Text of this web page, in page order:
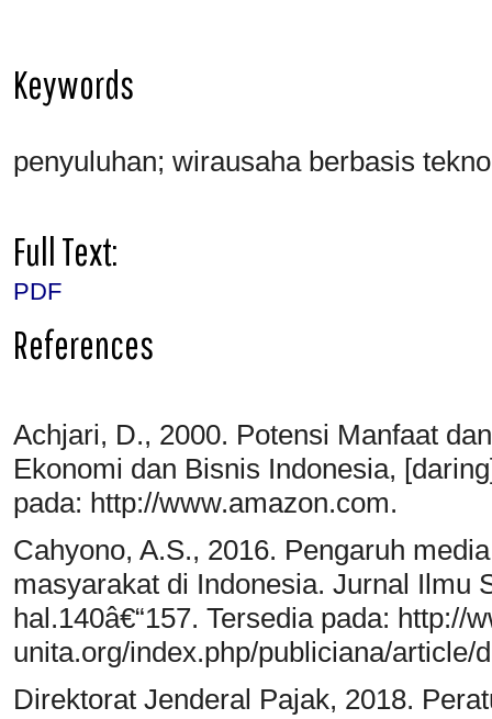
Keywords
penyuluhan; wirausaha berbasis
Full Text:
PDF
References
Achjari, D., 2000. Potensi Manfaat
Ekonomi dan Bisnis Indonesia,
pada: http://www.amazon.com.
Cahyono, A.S., 2016. Pengaruh
masyarakat di Indonesia. Jurnal Ilmu
hal.140â€“157. Tersedia pada: http://
unita.org/index.php/publiciana/article/
Direktorat Jenderal Pajak, 2018.